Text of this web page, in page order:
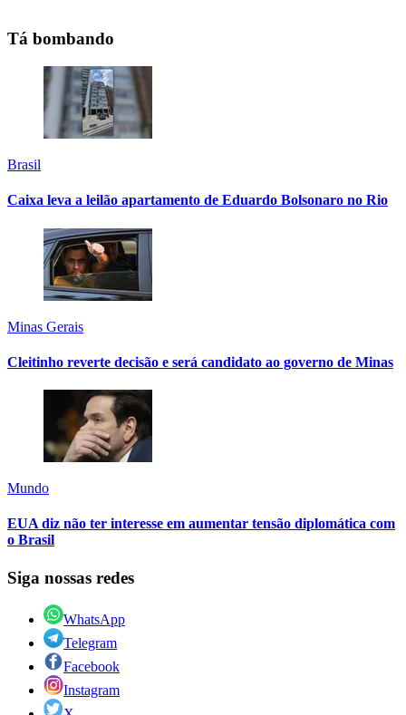
Tá bombando
Brasil
Caixa leva a leilão apartamento de Eduardo Bolsonaro no Rio
Minas Gerais
Cleitinho reverte decisão e será candidato ao governo de Minas
Mundo
EUA diz não ter interesse em aumentar tensão diplomática com
o Brasil
Siga nossas redes
WhatsApp
Telegram
Facebook
Instagram